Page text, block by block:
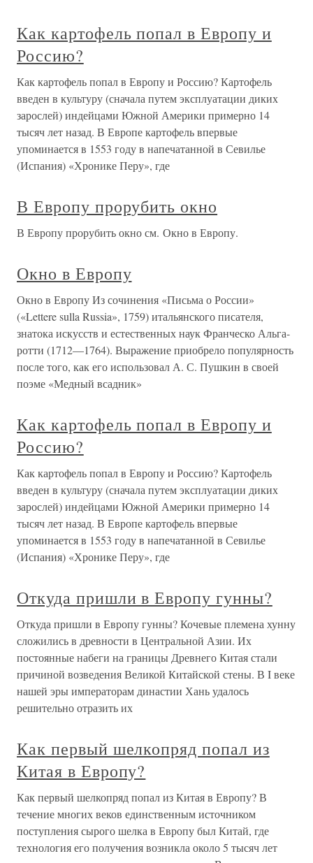
Как картофель попал в Европу и
Россию?
Как картофель попал в Европу и Россию? Картофель
введен в культуру (сначала путем эксплуатации диких
зарослей) индейцами Южной Америки примерно 14
тысяч лет назад. В Европе картофель впервые
упоминается в 1553 году в напечатанной в Севилье
(Испания) «Хронике Перу», где
В Европу прорубить окно
В Европу прорубить окно см. Окно в Европу.
Окно в Европу
Окно в Европу Из сочинения «Письма о России»
(«Lettere sulla Russia», 1759) итальянского писателя,
знатока искусств и естественных наук Франческо Альга-
ротти (1712—1764). Выражение приобрело популярность
после того, как его использовал А. С. Пушкин в своей
поэме «Медный всадник»
Как картофель попал в Европу и
Россию?
Как картофель попал в Европу и Россию? Картофель
введен в культуру (сначала путем эксплуатации диких
зарослей) индейцами Южной Америки примерно 14
тысяч лет назад. В Европе картофель впервые
упоминается в 1553 году в напечатанной в Севилье
(Испания) «Хронике Перу», где
Откуда пришли в Европу гунны?
Откуда пришли в Европу гунны? Кочевые племена хунну
сложились в древности в Центральной Азии. Их
постоянные набеги на границы Древнего Китая стали
причиной возведения Великой Китайской стены. В I веке
нашей эры императорам династии Хань удалось
решительно отразить их
Как первый шелкопряд попал из
Китая в Европу?
Как первый шелкопряд попал из Китая в Европу? В
течение многих веков единственным источником
поступления сырого шелка в Европу был Китай, где
технология его получения возникла около 5 тысяч лет